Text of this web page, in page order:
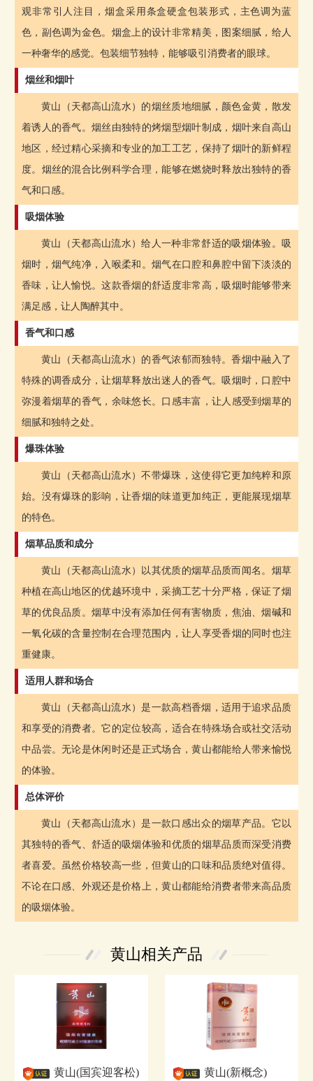
观非常引人注目，烟盒采用条盒硬盒包装形式，主色调为蓝
色，副色调为金色。烟盒上的设计非常精美，图案细腻，给人
一种奢华的感觉。包装细节独特，能够吸引消费者的眼球。
烟丝和烟叶
黄山（天都高山流水）的烟丝质地细腻，颜色金黄，散发
着诱人的香气。烟丝由独特的烤烟型烟叶制成，烟叶来自高山
地区，经过精心采摘和专业的加工工艺，保持了烟叶的新鲜程
度。烟丝的混合比例科学合理，能够在燃烧时释放出独特的香
气和口感。
吸烟体验
黄山（天都高山流水）给人一种非常舒适的吸烟体验。吸
烟时，烟气纯净，入喉柔和。烟气在口腔和鼻腔中留下淡淡的
香味，让人愉悦。这款香烟的舒适度非常高，吸烟时能够带来
满足感，让人陶醉其中。
香气和口感
黄山（天都高山流水）的香气浓郁而独特。香烟中融入了
特殊的调香成分，让烟草释放出迷人的香气。吸烟时，口腔中
弥漫着烟草的香气，余味悠长。口感丰富，让人感受到烟草的
细腻和独特之处。
爆珠体验
黄山（天都高山流水）不带爆珠，这使得它更加纯粹和原
始。没有爆珠的影响，让香烟的味道更加纯正，更能展现烟草
的特色。
烟草品质和成分
黄山（天都高山流水）以其优质的烟草品质而闻名。烟草
种植在高山地区的优越环境中，采摘工艺十分严格，保证了烟
草的优良品质。烟草中没有添加任何有害物质，焦油、烟碱和
一氧化碳的含量控制在合理范围内，让人享受香烟的同时也注
重健康。
适用人群和场合
黄山（天都高山流水）是一款高档香烟，适用于追求品质
和享受的消费者。它的定位较高，适合在特殊场合或社交活动
中品尝。无论是休闲时还是正式场合，黄山都能给人带来愉悦
的体验。
总体评价
黄山（天都高山流水）是一款口感出众的烟草产品。它以
其独特的香气、舒适的吸烟体验和优质的烟草品质而深受消费
者喜爱。虽然价格较高一些，但黄山的口味和品质绝对值得。
不论在口感、外观还是价格上，黄山都能给消费者带来高品质
的吸烟体验。
黄山相关产品
黄山(国宾迎客松) 黄山(新概念)